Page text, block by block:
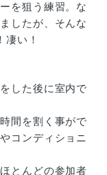
を狙う練習。な
したが、そんな
い！
した後に室内で
間を割く事がで
コンディショニ
とんどの参加者